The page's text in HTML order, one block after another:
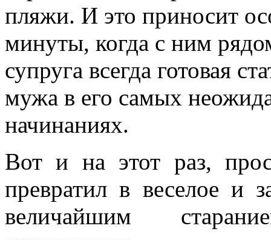
пляжи. И это приносит
минуты, когда с ним
супруга всегда готовая
мужа в его самых
начинаниях.
Вот и на этот раз,
превратил в веселое и
величайшим